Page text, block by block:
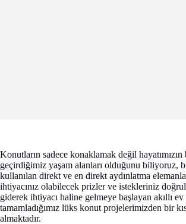
Konutların sadece konaklamak değil
geçirdiğimiz yaşam alanları olduğunu biliyoruz,
kullanılan direkt ve en direkt aydınlatma
ihtiyacınız olabilecek prizler ve istekleriniz
giderek ihtiyacı haline gelmeye başlayan akıllı
tamamladığımız lüks konut projelerimizden bir
almaktadır.